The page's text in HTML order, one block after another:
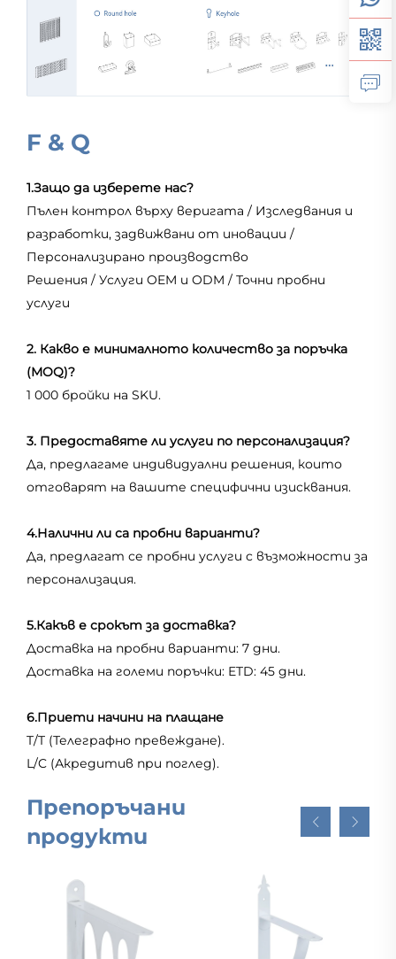
F & Q
1.Защо да изберете нас?
Пълен контрол върху веригата / Изследвания и
разработки, задвижвани от иновации /
Персонализирано производство
Решения / Услуги OEM и ODM / Точни пробни
услуги
2. Какво е минималното количество за поръчка
(MOQ)?
1 000 бройки на SKU.
3. Предоставяте ли услуги по персонализация?
Да, предлагаме индивидуални решения, които
отговарят на вашите специфични изисквания.
4.Налични ли са пробни варианти?
Да, предлагат се пробни услуги с възможности за
персонализация.
5.Какъв е срокът за доставка?
Доставка на пробни варианти: 7 дни.
Доставка на големи поръчки: ETD: 45 дни.
6.Приети начини на плащане
T/T (Телеграфно превеждане).
L/C (Акредитив при поглед).
Препоръчани
продукти